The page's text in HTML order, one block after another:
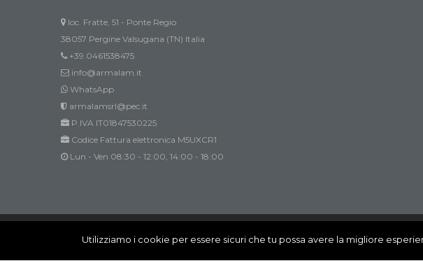
loc. Fratte, 51 - Ponte Regio
38057 Pergine Valsugana (TN) Italia
+39.0461538475
info@armalam.it
WhatsApp
armalamsrl@pec.it
P.IVA IT01847530225
Codice Fattura elettronica M5UXCR1
Lun - Ven 08:30 - 12:00, 14:00 - 18:00
Innovation @ All rights reserved
Utilizziamo i cookie per essere sicuri che tu possa avere la migliore